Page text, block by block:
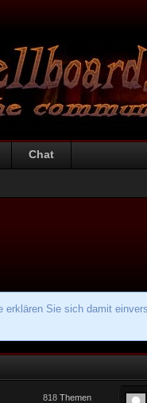
Chat
Sie sich damit
Themen
818